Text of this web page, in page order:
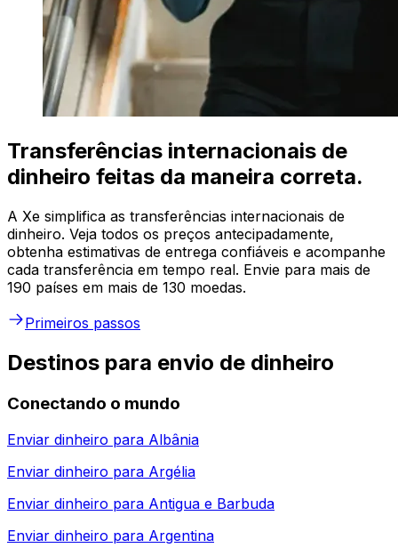
Transferências internacionais de
dinheiro feitas da maneira correta.
A Xe simplifica as transferências internacionais de
dinheiro. Veja todos os preços antecipadamente,
obtenha estimativas de entrega confiáveis e acompanhe
cada transferência em tempo real. Envie para mais de
190 países em mais de 130 moedas.
Primeiros passos
Destinos para envio de dinheiro
Conectando o mundo
Enviar dinheiro para Albânia
Enviar dinheiro para Argélia
Enviar dinheiro para Antigua e Barbuda
Enviar dinheiro para Argentina